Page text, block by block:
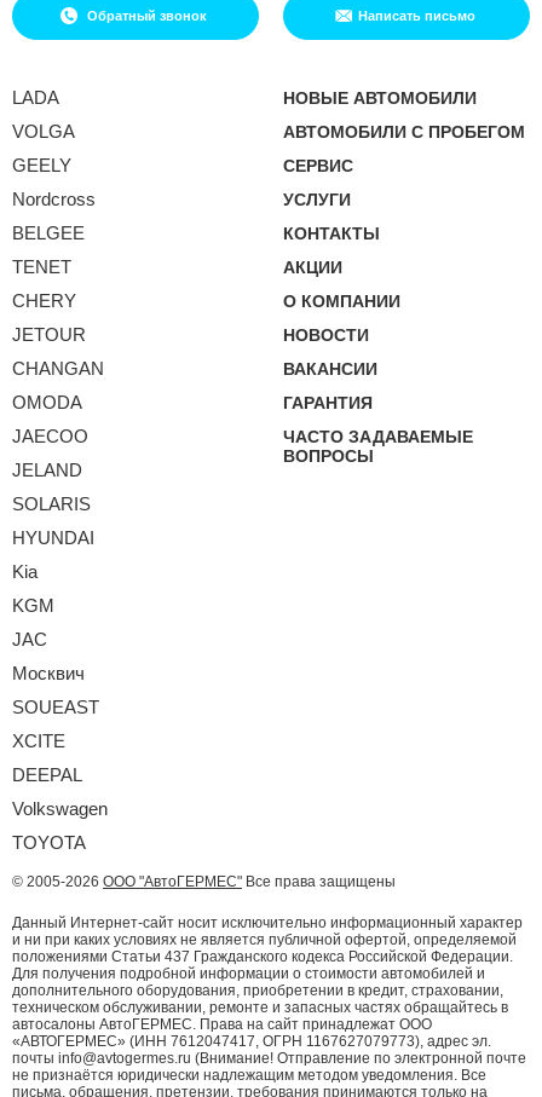
Обратный звонок Написать письмо
LADA
VOLGA
GEELY
Nordcross
BELGEE
TENET
CHERY
JETOUR
CHANGAN
OMODA
JAECOO
JELAND
SOLARIS
HYUNDAI
Kia
KGM
JAC
Москвич
SOUEAST
XCITE
DEEPAL
Volkswagen
TOYOTA
НОВЫЕ АВТОМОБИЛИ
АВТОМОБИЛИ С ПРОБЕГОМ
СЕРВИС
УСЛУГИ
КОНТАКТЫ
АКЦИИ
О КОМПАНИИ
НОВОСТИ
ВАКАНСИИ
ГАРАНТИЯ
ЧАСТО ЗАДАВАЕМЫЕ
ВОПРОСЫ
© 2005-2026 ООО "АвтоГЕРМЕС" Все права защищены
Данный Интернет-сайт носит исключительно информационный характер
и ни при каких условиях не является публичной офертой, определяемой
положениями Статьи 437 Гражданского кодекса Российской Федерации.
Для получения подробной информации о стоимости автомобилей и
дополнительного оборудования, приобретении в кредит, страховании,
техническом обслуживании, ремонте и запасных частях обращайтесь в
автосалоны АвтоГЕРМЕС. Права на сайт принадлежат ООО
«АВТОГЕРМЕС» (ИНН 7612047417, ОГРН 1167627079773), адрес эл.
почты info@avtogermes.ru (Внимание! Отправление по электронной почте
не признаётся юридически надлежащим методом уведомления. Все
письма, обращения, претензии, требования принимаются только на